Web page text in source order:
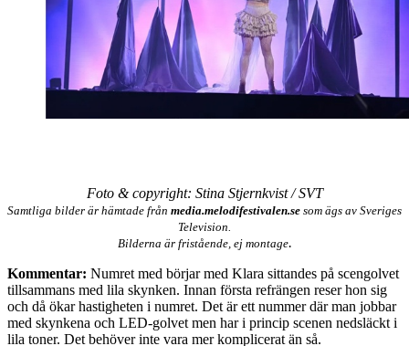
Foto & copyright: Stina Stjernkvist / SVT
Samtliga bilder är hämtade från media.melodifestivalen.se som ägs av Sveriges
Television.
Bilderna är fristående, ej montage.
Kommentar: Numret med börjar med Klara sittandes på scengolvet
tillsammans med lila skynken. Innan första refrängen reser hon sig
och då ökar hastigheten i numret. Det är ett nummer där man jobbar
med skynkena och LED-golvet men har i princip scenen nedsläckt i
lila toner. Det behöver inte vara mer komplicerat än så.